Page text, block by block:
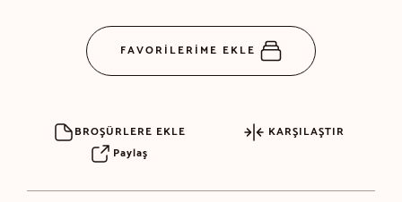
FAVORİLERİME EKLE
BROŞÜRLERE EKLE
KARŞILAŞTIR
Paylaş